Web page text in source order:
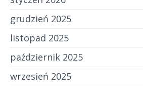
grudzień 2025
listopad 2025
październik 2025
wrzesień 2025